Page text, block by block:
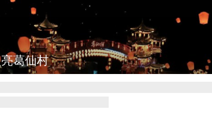
稻田画迎最佳观赏期